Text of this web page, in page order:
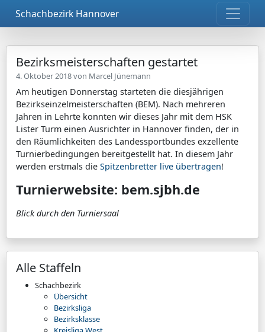
Schachbezirk Hannover
Bezirksmeisterschaften gestartet
4. Oktober 2018 von Marcel Jünemann
Am heutigen Donnerstag starteten die diesjährigen
Bezirkseinzelmeisterschaften (BEM). Nach mehreren
Jahren in Lehrte konnten wir dieses Jahr mit dem HSK
Lister Turm einen Ausrichter in Hannover finden, der in
den Räumlichkeiten des Landessportbundes exzellente
Turnierbedingungen bereitgestellt hat. In diesem Jahr
werden erstmals die Spitzenbretter live übertragen!
Turnierwebsite: bem.sjbh.de
Blick durch den Turniersaal
Alle Staffeln
Schachbezirk
Übersicht
Bezirksliga
Bezirksklasse